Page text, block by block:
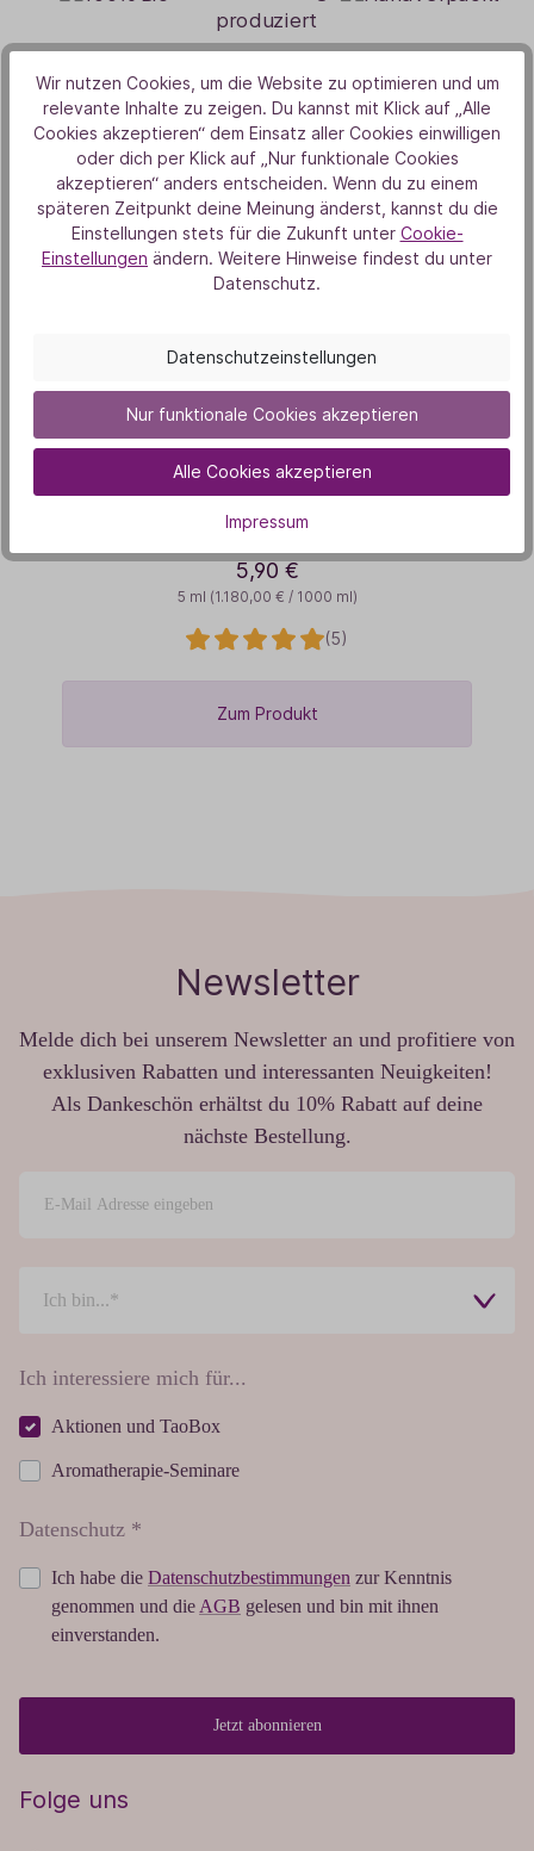
Unsere Duft-Highlights
Das könnte dich auch
interessieren
Zitronenöl
5 ml (1.180,00 € / 1000 ml)
5,90 €
(5)
Zum Produkt
Newsletter
Melde dich bei unserem Newsletter an und profitiere von
exklusiven Rabatten und interessanten Neuigkeiten!
Als Dankeschön erhältst du 10% Rabatt auf deine
nächste Bestellung.
Ich interessiere mich für...
Aktionen und TaoBox
Aromatherapie-Seminare
Datenschutz *
Ich habe die Datenschutzbestimmungen zur Kenntnis
genommen und die AGB gelesen und bin mit ihnen
einverstanden.
Jetzt abonnieren
Folge uns
Wir nutzen Cookies, um die Website zu optimieren und um
relevante Inhalte zu zeigen. Du kannst mit Klick auf „Alle
Cookies akzeptieren“ dem Einsatz aller Cookies einwilligen
oder dich per Klick auf „Nur funktionale Cookies
akzeptieren“ anders entscheiden. Wenn du zu einem
späteren Zeitpunkt deine Meinung änderst, kannst du die
Einstellungen stets für die Zukunft unter Cookie-
Einstellungen ändern. Weitere Hinweise findest du unter
Datenschutz.
Datenschutzeinstellungen
Nur funktionale Cookies akzeptieren
Alle Cookies akzeptieren
Impressum